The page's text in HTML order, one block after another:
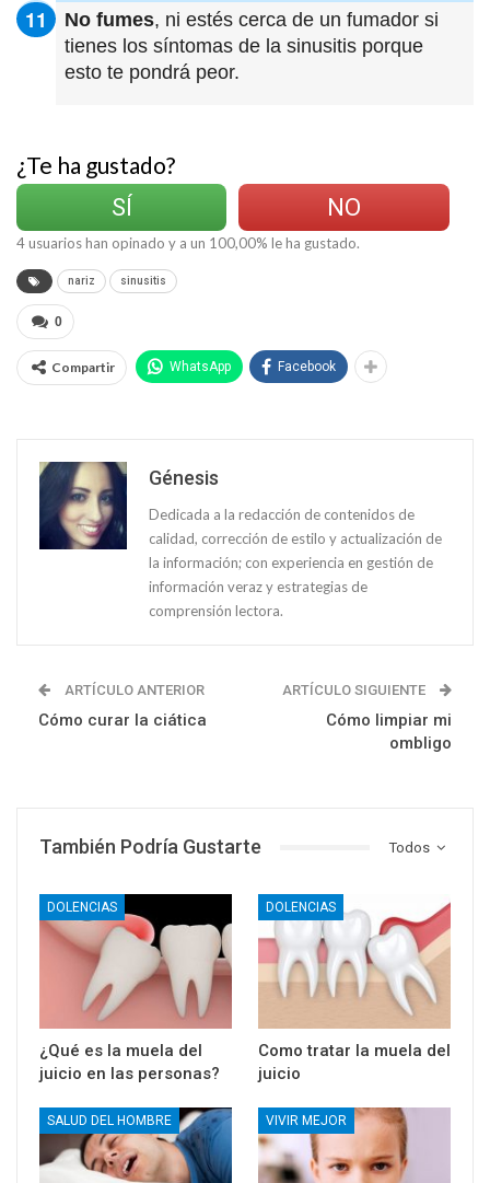
No fumes, ni estés cerca de un fumador si
tienes los síntomas de la sinusitis porque
esto te pondrá peor.
¿Te ha gustado?
SÍ
NO
4usuarios han opinado y a un 100,00% le ha gustado.
nariz sinusitis
0
Compartir WhatsApp Facebook
Génesis
Dedicada a la redacción de contenidos de
calidad, corrección de estilo y actualización de
la información; con experiencia en gestión de
información veraz y estrategias de
comprensión lectora.
ARTÍCULO ANTERIOR
Cómo curar la ciática
ARTÍCULO SIGUIENTE
Cómo limpiar mi
ombligo
Todos
También Podría Gustarte
DOLENCIAS
¿Qué es la muela del
juicio en las personas?
DOLENCIAS
Como tratar la muela del
juicio
SALUD DEL HOMBRE VIVIR MEJOR